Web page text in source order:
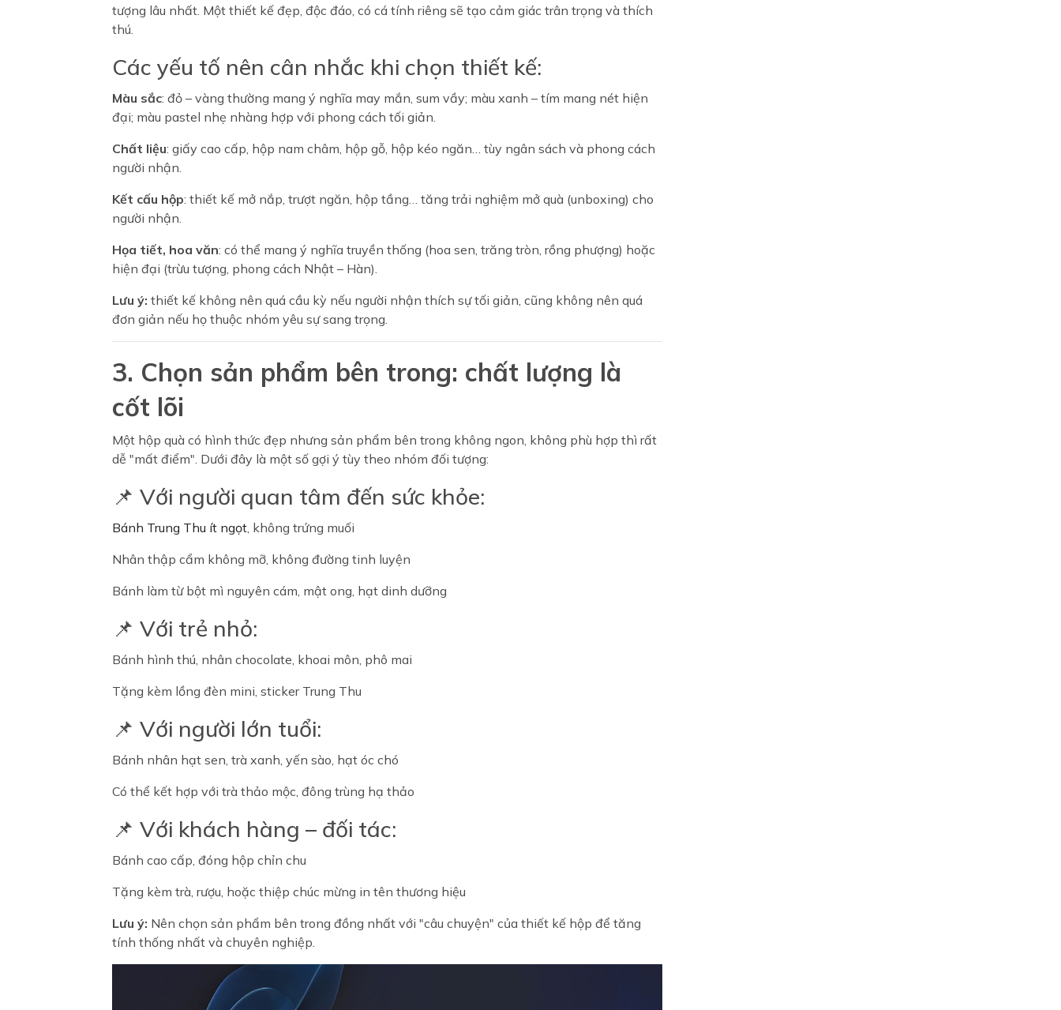
tượng lâu nhất. Một thiết kế đẹp, độc đáo, có cá tính riêng sẽ tạo cảm giác trân trọng và thích
thú.
Các yếu tố nên cân nhắc khi chọn thiết kế:
Màu sắc: đỏ – vàng thường mang ý nghĩa may mắn, sum vầy; màu xanh – tím mang nét hiện
đại; màu pastel nhẹ nhàng hợp với phong cách tối giản.
Chất liệu: giấy cao cấp, hộp nam châm, hộp gỗ, hộp kéo ngăn… tùy ngân sách và phong cách
người nhận.
Kết cấu hộp: thiết kế mở nắp, trượt ngăn, hộp tầng… tăng trải nghiệm mở quà (unboxing) cho
người nhận.
Họa tiết, hoa văn: có thể mang ý nghĩa truyền thống (hoa sen, trăng tròn, rồng phượng) hoặc
hiện đại (trừu tượng, phong cách Nhật – Hàn).
Lưu ý: thiết kế không nên quá cầu kỳ nếu người nhận thích sự tối giản, cũng không nên quá
đơn giản nếu họ thuộc nhóm yêu sự sang trọng.
3. Chọn sản phẩm bên trong: chất lượng là
cốt lõi
Một hộp quà có hình thức đẹp nhưng sản phẩm bên trong không ngon, không phù hợp thì rất
dễ "mất điểm". Dưới đây là một số gợi ý tùy theo nhóm đối tượng:
📌 Với người quan tâm đến sức khỏe:
Bánh Trung Thu ít ngọt , không trứng muối
Nhân thập cẩm không mỡ, không đường tinh luyện
Bánh làm từ bột mì nguyên cám, mật ong, hạt dinh dưỡng
📌 Với trẻ nhỏ:
Bánh hình thú, nhân chocolate, khoai môn, phô mai
Tặng kèm lồng đèn mini, sticker Trung Thu
📌 Với người lớn tuổi:
Bánh nhân hạt sen, trà xanh, yến sào, hạt óc chó
Có thể kết hợp với trà thảo mộc, đông trùng hạ thảo
📌 Với khách hàng – đối tác:
Bánh cao cấp, đóng hộp chỉn chu
Tặng kèm trà, rượu, hoặc thiệp chúc mừng in tên thương hiệu
Lưu ý: Nên chọn sản phẩm bên trong đồng nhất với "câu chuyện" của thiết kế hộp để tăng
tính thống nhất và chuyên nghiệp.